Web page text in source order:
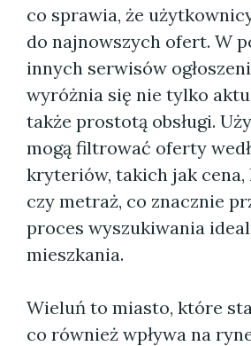
co sprawia, że
do najnowszych ofert. W
innych serwisów
wyróżnia się nie tylko
także prostotą obsługi.
mogą filtrować oferty
kryteriów, takich jak cena,
czy metraż, co znacznie
proces wyszukiwania
mieszkania.
Wieluń to miasto, które
co również wpływa na